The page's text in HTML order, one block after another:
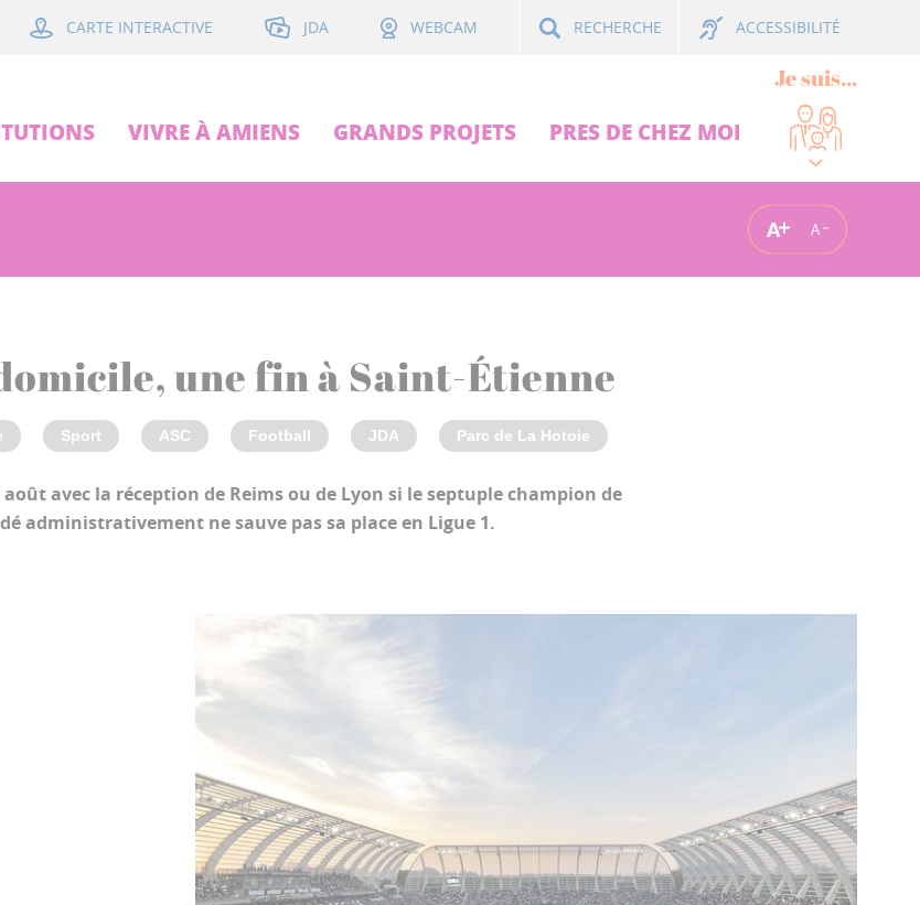
CARTE INTERACTIVE JDA WEBCAM RECHERCHE ACCESSIBILITÉ
VIVRE À AMIENS GRANDS PROJETS PRES DE CHEZ MOI
Je suis...
A A
une fin à Saint-Étienne
Sport ASC Football JDA Parc de La Hotoie
août avec la réception de Reims ou de Lyon si le septuple champion de
administrativement ne sauve pas sa place en Ligue 1.